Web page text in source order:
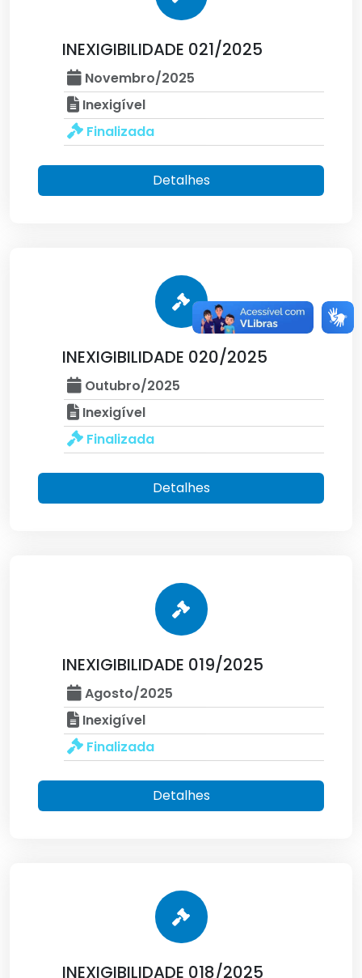
INEXIGIBILIDADE 021/2025
Novembro/2025
Inexigível
Finalizada
Detalhes
INEXIGIBILIDADE 020/2025
Outubro/2025
Inexigível
Finalizada
Detalhes
INEXIGIBILIDADE 019/2025
Agosto/2025
Inexigível
Finalizada
Detalhes
INEXIGIBILIDADE 018/2025